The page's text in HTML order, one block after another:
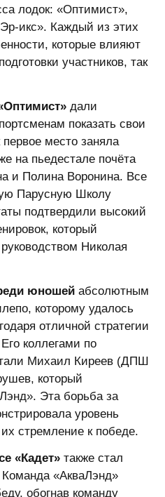
лодок: «Оптимист»,
икс». Каждый из этих
которые влияют
участников, так
дали
показать свои
место заняла
на пьедестале почёта
и Полина Воронина. Все
Парусную Школу
подтвердили высокий
который
Николая
юношей абсолютным
которому удалось
отличной стратегии
коллегами по
Михаил Киреев (ДПШ
который
Эта борьба за
уровень
стремление к победе.
«Кадет» также стал
«АкваЛэнд»
обогнав команду